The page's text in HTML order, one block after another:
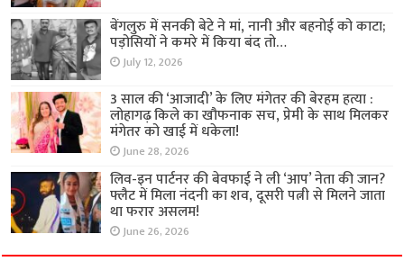
बेंगलुरु में सनकी बेटे ने मां, नानी और बहनोई को काटा;
पड़ोसियों ने कमरे में किया बंद तो…
July 12, 2026
3 साल की ‘आजादी’ के लिए मंगेतर की बेरहम हत्या :
लोहागढ़ किले का खौफनाक सच, प्रेमी के साथ मिलकर
मंगेतर को खाई में धकेला!
June 28, 2026
लिव-इन पार्टनर की बेवफाई ने ली ‘आप’ नेता की जान?
फ्लैट में मिला नंदनी का शव, दूसरी पत्नी से मिलने जाता
था फरार असलम!
June 26, 2026